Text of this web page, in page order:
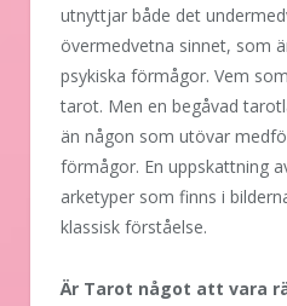
utnyttjar både det
övermedvetna sinnet, som
psykiska förmågor. Vem
tarot. Men en begåvad
än någon som utövar
förmågor. En uppskattning
arketyper som finns i
klassisk förståelse.
Är Tarot något att vara